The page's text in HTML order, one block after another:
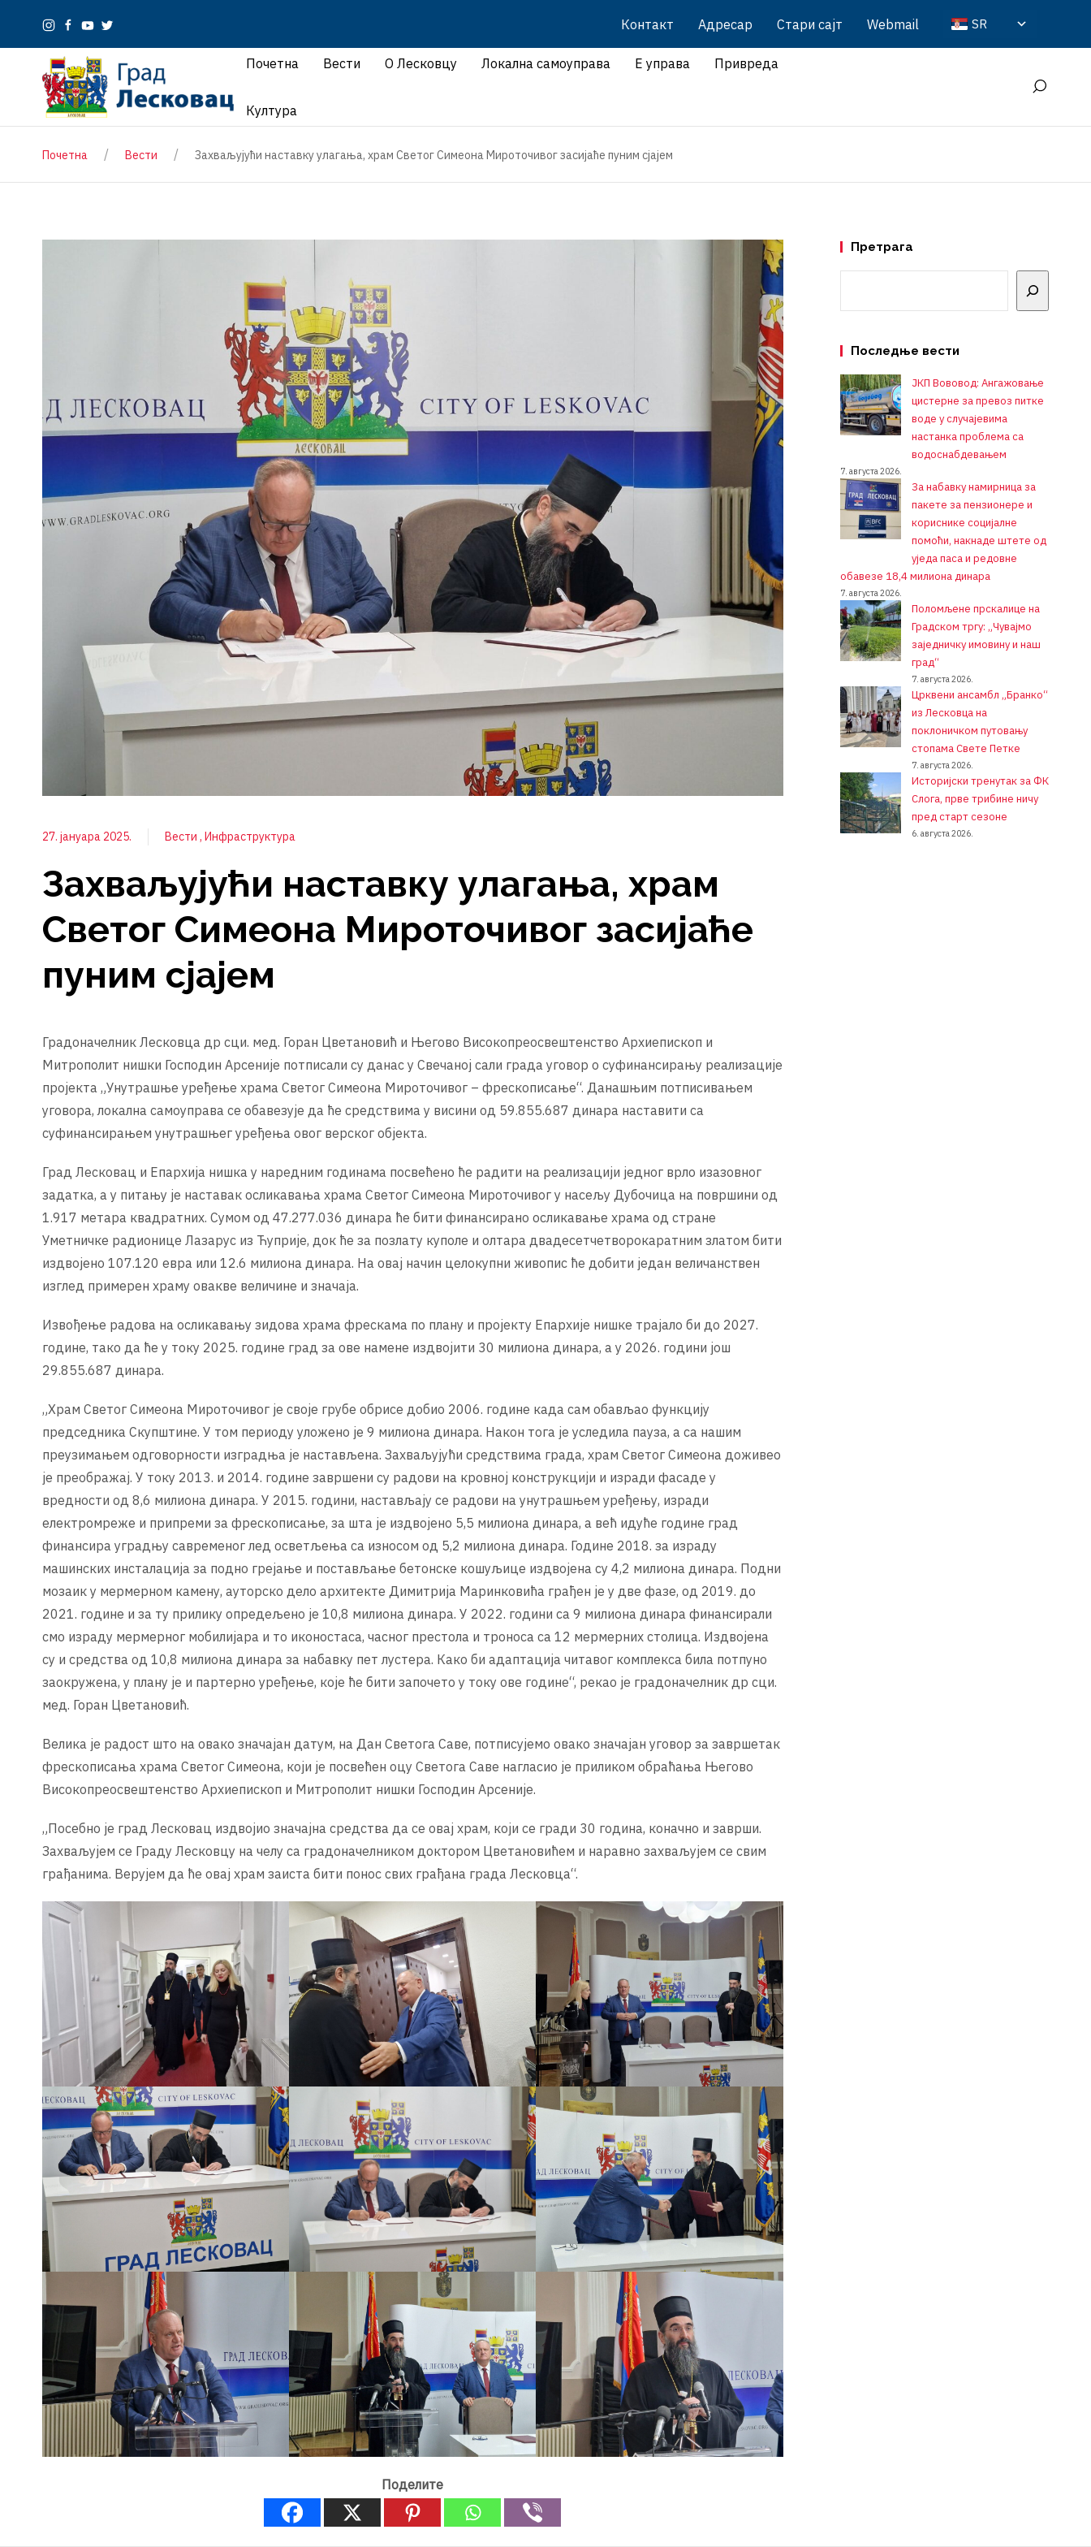
Контакт Адресар Стари сајт Webmail SR
Почетна Вести О Лесковцу Локална самоуправа Е управа Привреда
Култура
Почетна Вести Захваљујући наставку улагања, храм Светог Симеона Мироточивог засијаће пуним сјајем
27. јануара 2025. Вести Инфраструктура
Захваљујући наставку улагања, храм
Светог Симеона Мироточивог засијаће
пуним сјајем
Градоначелник Лесковца др сци. мед. Горан Цветановић и Његово Високопреосвештенство Архиепископ и
Митрополит нишки Господин Арсеније потписали су данас у Свечаној сали града уговор о суфинансирању реализације
пројекта „Унутрашње уређење храма Светог Симеона Мироточивог – фрескописање“. Данашњим потписивањем
уговора, локална самоуправа се обавезује да ће средствима у висини од 59.855.687 динара наставити са
суфинансирањем унутрашњег уређења овог верског објекта.
Град Лесковац и Епархија нишка у наредним годинама посвећено ће радити на реализацији једног врло изазовног
задатка, а у питању је наставак осликавања храма Светог Симеона Мироточивог у насељу Дубочица на површини од
1.917 метара квадратних. Сумом од 47.277.036 динара ће бити финансирано осликавање храма од стране
Уметничке радионице Лазарус из Ћуприје, док ће за позлату куполе и олтара двадесетчетворокаратним златом бити
издвојено 107.120 евра или 12.6 милиона динара. На овај начин целокупни живопис ће добити један величанствен
изглед примерен храму овакве величине и значаја.
Извођење радова на осликавању зидова храма фрескама по плану и пројекту Епархије нишке трајало би до 2027.
године, тако да ће у току 2025. године град за ове намене издвојити 30 милиона динара, а у 2026. години још
29.855.687 динара.
„Храм Светог Симеона Мироточивог је своје грубе обрисе добио 2006. године када сам обављао функцију
председника Скупштине. У том периоду уложено је 9 милиона динара. Након тога је уследила пауза, а са нашим
преузимањем одговорности изградња је настављена. Захваљујући средствима града, храм Светог Симеона доживео
је преображај. У току 2013. и 2014. године завршени су радови на кровној конструкцији и изради фасаде у
вредности од 8,6 милиона динара. У 2015. години, настављају се радови на унутрашњем уређењу, изради
електромреже и припреми за фрескописање, за шта је издвојено 5,5 милиона динара, а већ идуће године град
финансира уградњу савременог лед осветљења са износом од 5,2 милиона динара. Године 2018. за израду
машинских инсталација за подно грејање и постављање бетонске кошуљице издвојена су 4,2 милиона динара. Подни
мозаик у мермерном камену, ауторско дело архитекте Димитрија Маринковића грађен је у две фазе, од 2019. до
2021. године и за ту прилику опредељено је 10,8 милиона динара. У 2022. години са 9 милиона динара финансирали
смо израду мермерног мобилијара и то иконостаса, часног престола и троноса са 12 мермерних столица. Издвојена
су и средства од 10,8 милиона динара за набавку пет лустера. Како би адаптација читавог комплекса била потпуно
заокружена, у плану је и партерно уређење, које ће бити започето у току ове године“, рекао је градоначелник др сци.
мед. Горан Цветановић.
Велика је радост што на овако значајан датум, на Дан Светога Саве, потписујемо овако значајан уговор за завршетак
фрескописања храма Светог Симеона, који је посвећен оцу Светога Саве нагласио је приликом обраћања Његово
Високопреосвештенство Архиепископ и Митрополит нишки Господин Арсеније.
„Посебно је град Лесковац издвојио значајна средства да се овај храм, који се гради 30 година, коначно и заврши.
Захваљујем се Граду Лесковцу на челу са градоначелником доктором Цветановићем и наравно захваљујем се свим
грађанима. Верујем да ће овај храм заиста бити понос свих грађана града Лесковца“.
Поделите
Претрага
Последње вести
ЈКП Вововод: Ангажовање
цистерне за превоз питке
воде у случајевима
настанка проблема са
водоснабдевањем
7. августа 2026.
За набавку намирница за
пакете за пензионере и
кориснике социјалне
помоћи, накнаде штете од
уједа паса и редовне
обавезе 18,4 милиона динара
7. августа 2026.
Поломљене прскалице на
Градском тргу: „Чувајмо
заједничку имовину и наш
град“
7. августа 2026.
Црквени ансамбл „Бранко“
из Лесковца на
поклоничком путовању
стопама Свете Петке
7. августа 2026.
Историјски тренутак за ФК
Слога, прве трибине ничу
пред старт сезоне
6. августа 2026.